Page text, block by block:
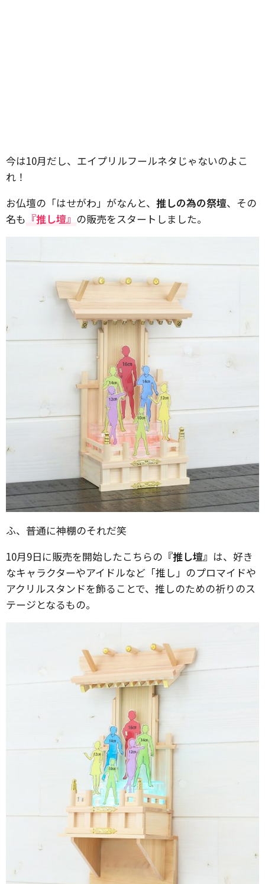
今は10月だし、エイプリルフールネタじゃないのよこ
れ！
お仏壇の「はせがわ」がなんと、 推しの為の祭壇、その
名も 『推し壇』 の販売をスタートしました。
ふ、普通に神棚のそれだ笑
10月9日に販売を開始したこちらの 『推し壇』 は、好き
なキャラクターやアイドルなど「推し」のプロマイドや
アクリルスタンドを飾ることで、推しのための祈りのス
テージとなるもの。